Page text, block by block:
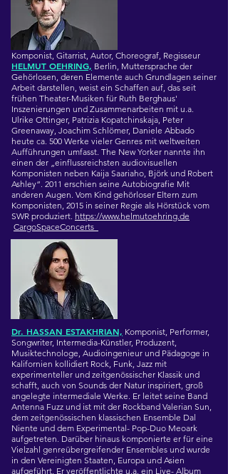
Komponist, Gitarrist, Autor, Choreograf, Regisseur
HELMUT OEHRING, Berlin, Muttersprache der
Gehörlosen, deren Elemente auch Grundlagen seiner
Arbeit darstellen, weist ein Schaffen auf, das seit
frühen Theater-Musiken für Ruth Berghaus'
Inszenierungen und Zusammenarbeiten mit u.a.
Ulrike Ottinger, Patrizia Kopatchinskaja, Peter
Greenaway, Joachim Schlömer, Daniele Abbado
heute ca. 500 Werke vieler Genres mit weltweiten
Aufführungen umfasst. The New Yorker nannte ihn
einen der „einflussreichsten audiovisuellen
Komponisten neben Kaija Saariaho, Björk und Robert
Ashley“. 2011 erschien seine Autobiografie Mit
anderen Augen. Vom Kind gehörloser Eltern zum
Komponisten, 2015 in seiner Regie als Hörstück vom
SWR produziert. https://www.helmutoehring.de
CargoSpaceConcerts
Dr. HASSAN ESTAKHRIAN, Komponist, Performer,
Songwriter, Intermedia-Künstler, Produzent,
Musiktechnologe, Audioingenieur und Pädagoge in
Kalifornien kollidiert Rock, Funk, Jazz mit
experimenteller und zeitgenössischer Klassik und
schafft, auch von Sounds der Natur inspiriert, groß
angelegte intermediale Werke. Er leitet seine Band
Antenna Fuzz und ist mit der Rockband Valerian Sun,
dem zeitgenössischen klassischen Ensemble Dal
Niente und dem Experimental- Pop-Duo Meoark
aufgetreten. Darüber hinaus komponierte er für eine
Vielzahl genreübergreifender Ensembles und wurde
in den Vereinigten Staaten, Europa und Asien
aufgeführt. Er veröffentlichte u.a. ein Live- Album